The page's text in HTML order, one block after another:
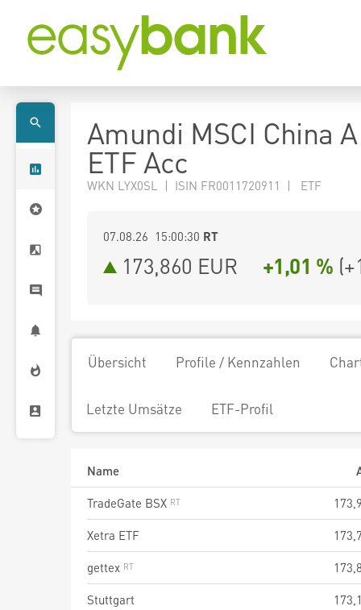
Amundi MSCI China
ETF Acc
WKN LYX0SL | ISIN FR0011720911 | ETF
07.08.26 15:00:30 RT
173,860 EUR +1,01 % (
Übersicht Profile / Kennzahlen
Letzte Umsätze ETF-Profil
Name
TradeGate BSX
Xetra ETF
gettex
Stuttgart